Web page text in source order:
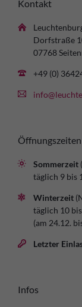
Kontakt
Dorfstraße
07768
+49 (0)
Öffnungszeiten
Sommerzeit
täglich 9 bis
Winterzeit
täglich 10
(am 24.12.
Letzter
Infos